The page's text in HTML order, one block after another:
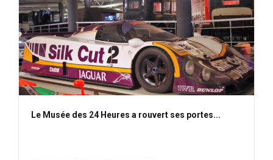
Le Musée des 24 Heures a rouvert ses portes...